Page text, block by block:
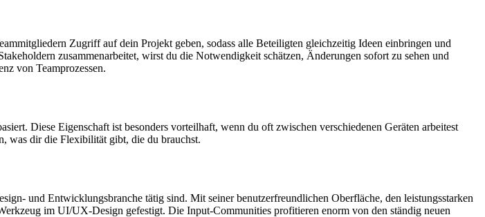
Zugriff auf dein Projekt geben, sodass alle Beteiligten gleichzeitig Ideen einbringen und
zusammenarbeitet, wirst du die Notwendigkeit schätzen, Änderungen sofort zu sehen und
von Teamprozessen.
Diese Eigenschaft ist besonders vorteilhaft, wenn du oft zwischen verschiedenen Geräten arbeitest
was dir die Flexibilität gibt, die du brauchst.
und Entwicklungsbranche tätig sind. Mit seiner benutzerfreundlichen Oberfläche, den leistungsstarken
im UI/UX-Design gefestigt. Die Input-Communities profitieren enorm von den ständig neuen